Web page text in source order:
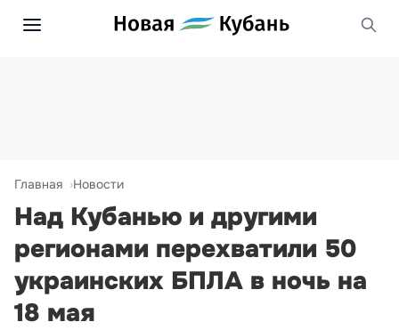
Главная Новости
Над Кубанью и другими
регионами перехватили 50
украинских БПЛА в ночь на
18 мая